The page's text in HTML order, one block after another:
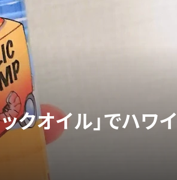
クオイル」でハワイ